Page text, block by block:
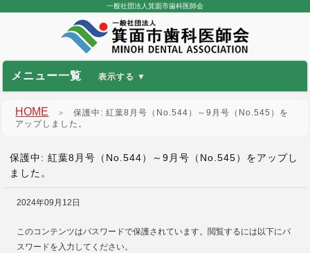
一般社団法人箕面市歯科医師会
メニュー一覧
HOME ＞保護中: 紅葉8月号（No.544）～9月号（No.545）を
アップしました。
保護中: 紅葉8月号（No.544）～9月号（No.545）をアップし
ました。
2024年09月12日
このコンテンツはパスワードで保護されています。閲覧するには以下にパ
スワードを入力してください。